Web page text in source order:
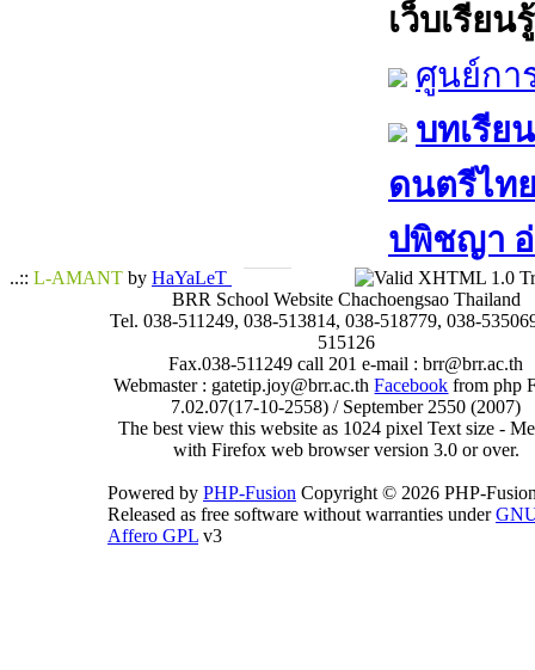
เว็บเรียนรู้
ศูนย์กา
บทเรีย
ดนตรีไท
ปพิชญา​ อ่
..:: L-AMANT by HaYaLeT
BRR School Website Chachoengsao Thailand
Tel. 038-511249, 038-513814, 038-518779, 038-
515126
Fax.038-511249 call 201 e-mail : brr@brr.ac.th
Webmaster : gatetip.joy@brr.ac.thFacebook from php
7.02.07(17-10-2558) / September 2550 (2007)
The best view this website as 1024 pixel Text size -
with Firefox web browser version 3.0 or over.
Powered by PHP-Fusion Copyright © 2026 PHP-
Released as free software without warranties under
Affero GPL v3